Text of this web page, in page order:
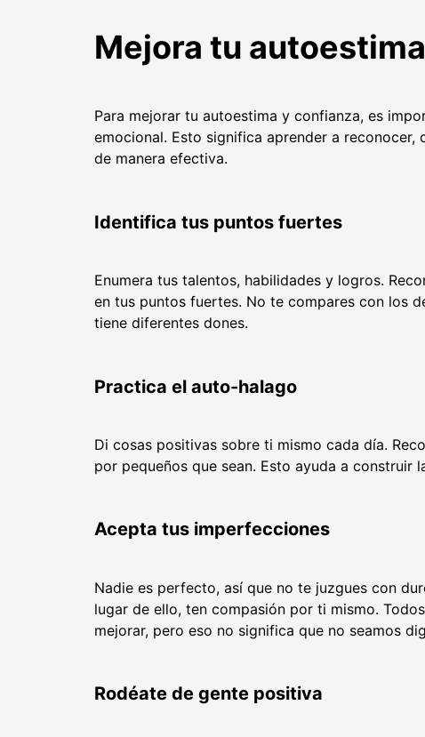
Mejora tu
Para mejorar tu autoestima y confianza, es
emocional. Esto significa aprender a
de manera efectiva.
Identifica tus puntos fuertes
Enumera tus talentos, habilidades y logros.
en tus puntos fuertes. No te compares con los
tiene diferentes dones.
Practica el auto-halago
Di cosas positivas sobre ti mismo cada día.
por pequeños que sean. Esto ayuda a construir
Acepta tus imperfecciones
Nadie es perfecto, así que no te juzgues con
lugar de ello, ten compasión por ti mismo.
mejorar, pero eso no significa que no seamos
Rodéate de gente positiva